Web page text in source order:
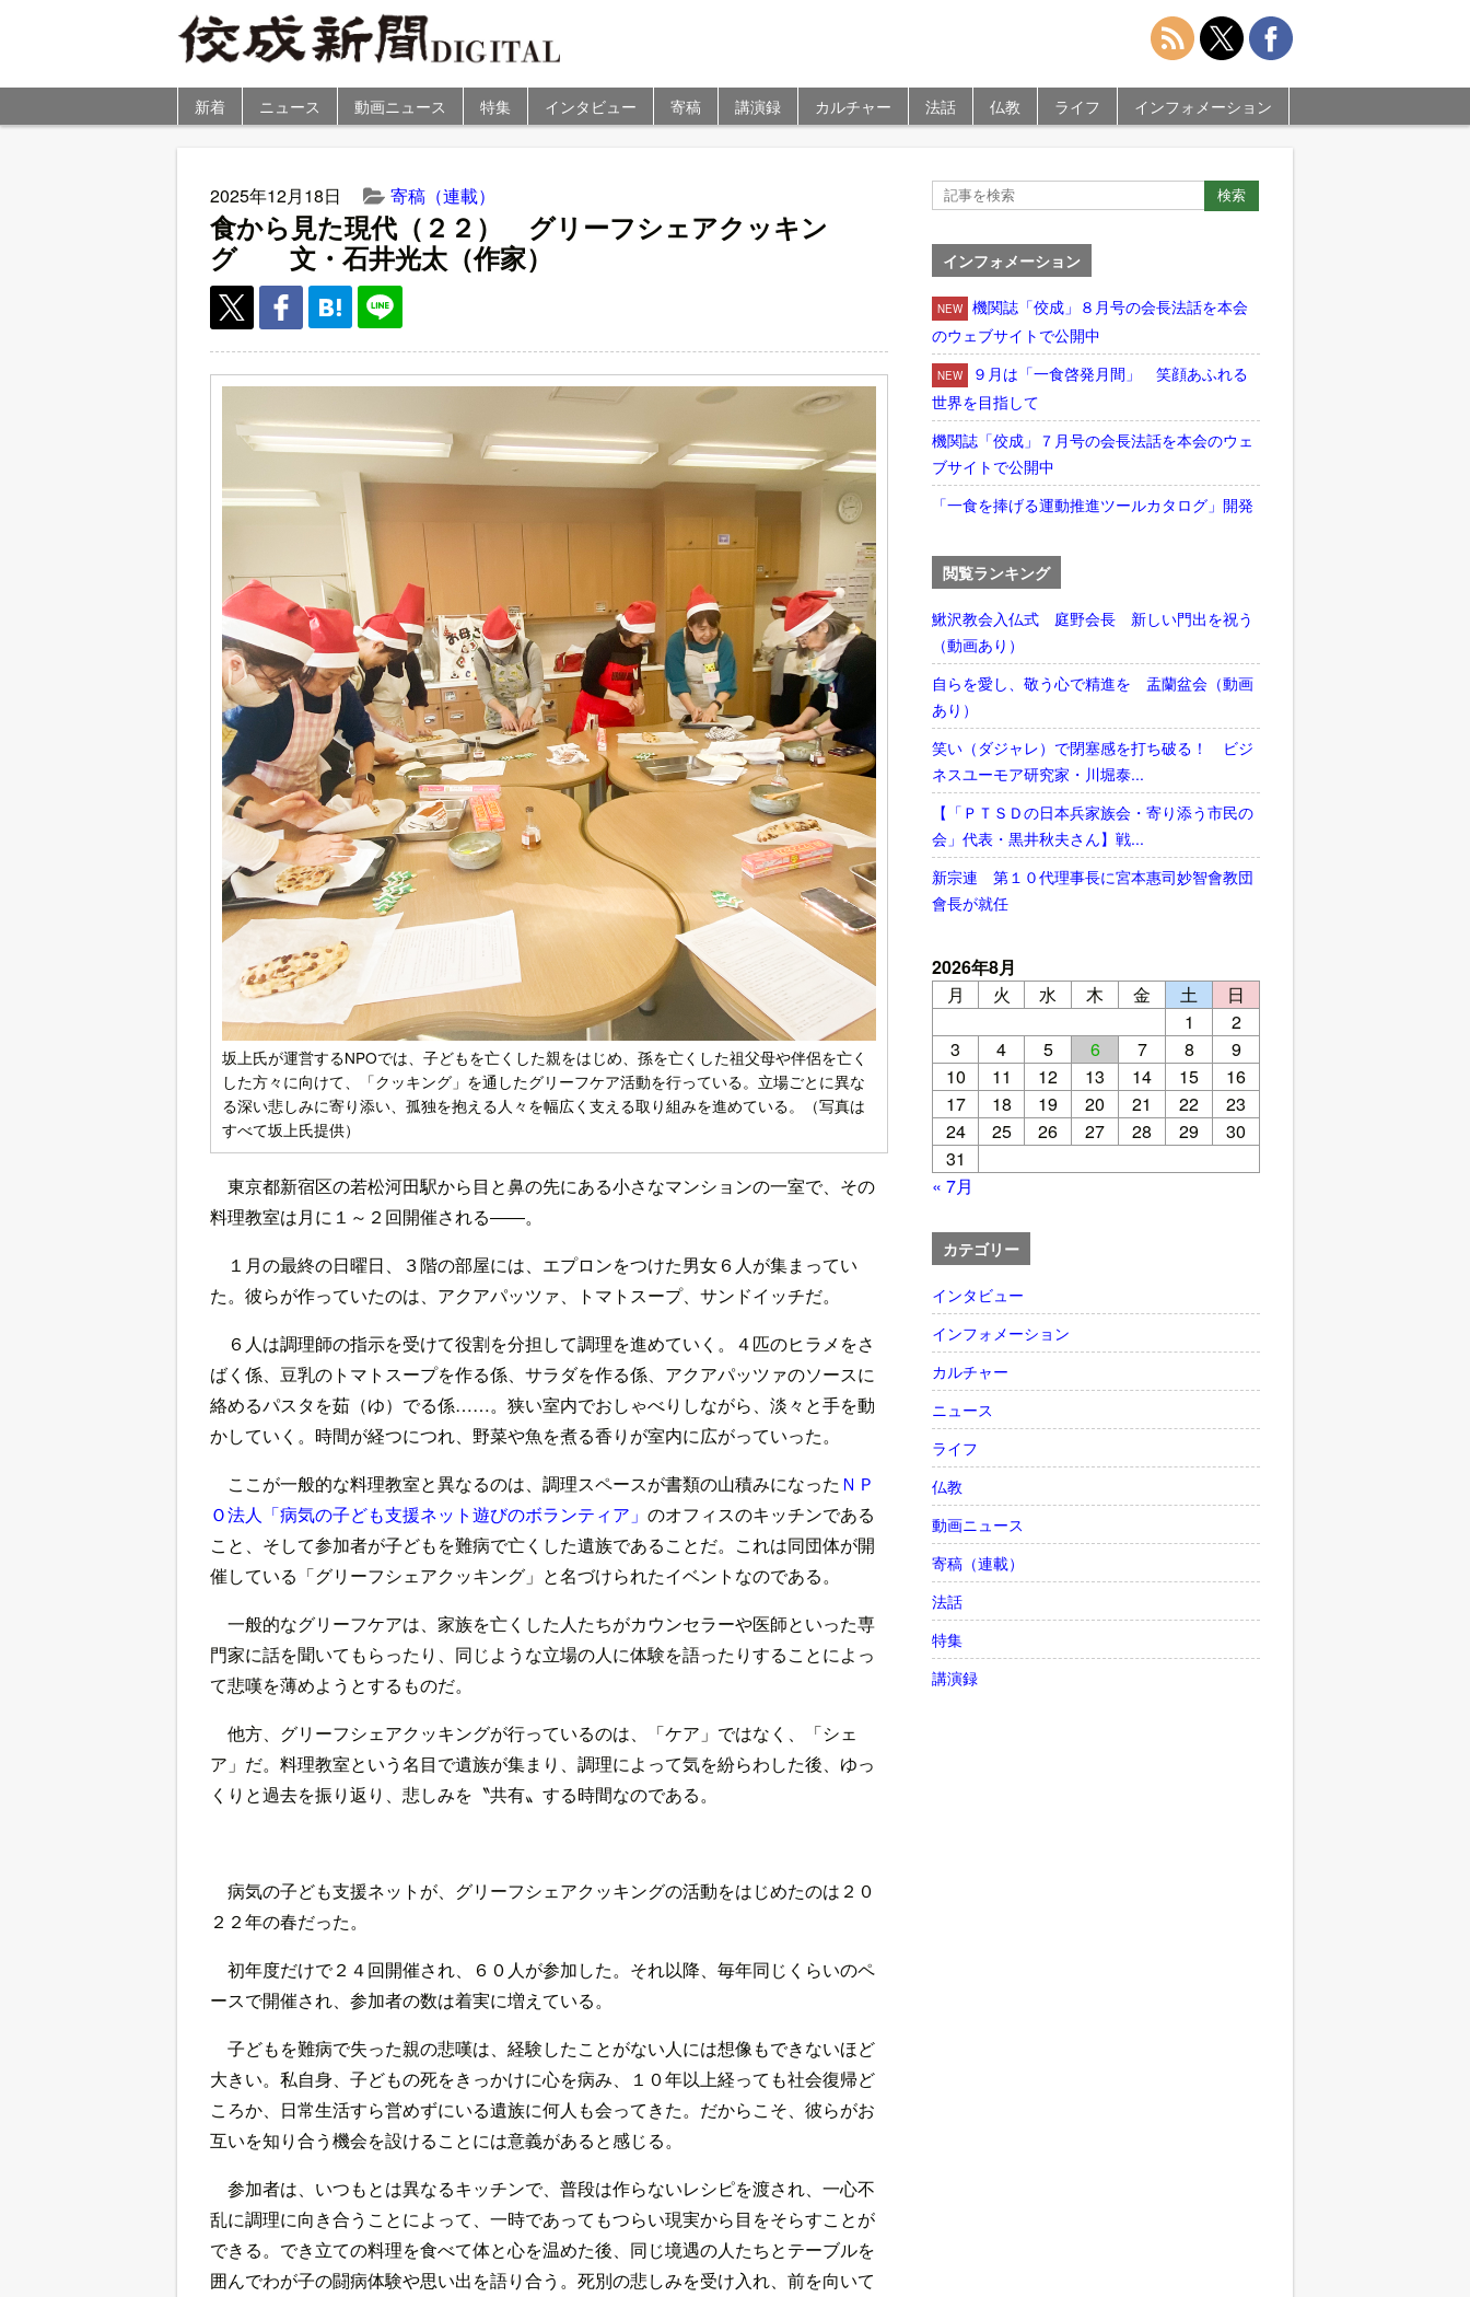
新着 ニュース 動画ニュース 特集 インタビュー 寄稿 講演録 カルチャー 法話 仏教 ライフ インフォメーション
2025年12月18日 寄稿（連載）
食から見た現代（２２） グリーフシェアクッキン
グ 文・石井光太（作家）
坂上氏が運営するNPOでは、子どもを亡くした親をはじめ、孫を亡くした祖父母や伴侶を亡く
した方々に向けて、「クッキング」を通したグリーフケア活動を行っている。立場ごとに異な
る深い悲しみに寄り添い、孤独を抱える人々を幅広く支える取り組みを進めている。（写真は
すべて坂上氏提供）
東京都新宿区の若松河田駅から目と鼻の先にある小さなマンションの一室で、その
料理教室は月に１～２回開催される――。
１月の最終の日曜日、３階の部屋には、エプロンをつけた男女６人が集まってい
た。彼らが作っていたのは、アクアパッツァ、トマトスープ、サンドイッチだ。
６人は調理師の指示を受けて役割を分担して調理を進めていく。４匹のヒラメをさ
ばく係、豆乳のトマトスープを作る係、サラダを作る係、アクアパッツァのソースに
絡めるパスタを茹（ゆ）でる係……。狭い室内でおしゃべりしながら、淡々と手を動
かしていく。時間が経つにつれ、野菜や魚を煮る香りが室内に広がっていった。
ここが一般的な料理教室と異なるのは、調理スペースが書類の山積みになった ＮＰ
Ｏ法人「病気の子ども支援ネット遊びのボランティア」 のオフィスのキッチンである
こと、そして参加者が子どもを難病で亡くした遺族であることだ。これは同団体が開
催している「グリーフシェアクッキング」と名づけられたイベントなのである。
一般的なグリーフケアは、家族を亡くした人たちがカウンセラーや医師といった専
門家に話を聞いてもらったり、同じような立場の人に体験を語ったりすることによっ
て悲嘆を薄めようとするものだ。
他方、グリーフシェアクッキングが行っているのは、「ケア」ではなく、「シェ
ア」だ。料理教室という名目で遺族が集まり、調理によって気を紛らわした後、ゆっ
くりと過去を振り返り、悲しみを〝共有〟する時間なのである。
病気の子ども支援ネットが、グリーフシェアクッキングの活動をはじめたのは２０
２２年の春だった。
初年度だけで２４回開催され、６０人が参加した。それ以降、毎年同じくらいのペ
ースで開催され、参加者の数は着実に増えている。
子どもを難病で失った親の悲嘆は、経験したことがない人には想像もできないほど
大きい。私自身、子どもの死をきっかけに心を病み、１０年以上経っても社会復帰ど
ころか、日常生活すら営めずにいる遺族に何人も会ってきた。だからこそ、彼らがお
互いを知り合う機会を設けることには意義があると感じる。
参加者は、いつもとは異なるキッチンで、普段は作らないレシピを渡され、一心不
乱に調理に向き合うことによって、一時であってもつらい現実から目をそらすことが
できる。でき立ての料理を食べて体と心を温めた後、同じ境遇の人たちとテーブルを
囲んでわが子の闘病体験や思い出を語り合う。死別の悲しみを受け入れ、前を向いて
インフォメーション
NEW
機関誌「佼成」８月号の会長法話を本会
のウェブサイトで公開中
NEW
９月は「一食啓発月間」 笑顔あふれる
世界を目指して
機関誌「佼成」７月号の会長法話を本会のウェ
ブサイトで公開中
「一食を捧げる運動推進ツールカタログ」開発
閲覧ランキング
鰍沢教会入仏式 庭野会長 新しい門出を祝う
（動画あり）
自らを愛し、敬う心で精進を 盂蘭盆会（動画
あり）
笑い（ダジャレ）で閉塞感を打ち破る！ ビジ
ネスユーモア研究家・川堀泰...
【「ＰＴＳＤの日本兵家族会・寄り添う市民の
会」代表・黒井秋夫さん】戦...
新宗連 第１０代理事長に宮本惠司妙智會教団
會長が就任
2026年8月
月
火 水 木 金 土
日
1
2
3
4 5 6 7 8
9
10
11 12 13 14 15
16
17
18 19 20 21 22
23
24
25 26 27 28 29
30
31
« 7月
カテゴリー
インタビュー
インフォメーション
カルチャー
ニュース
ライフ
仏教
動画ニュース
寄稿（連載）
法話
特集
講演録